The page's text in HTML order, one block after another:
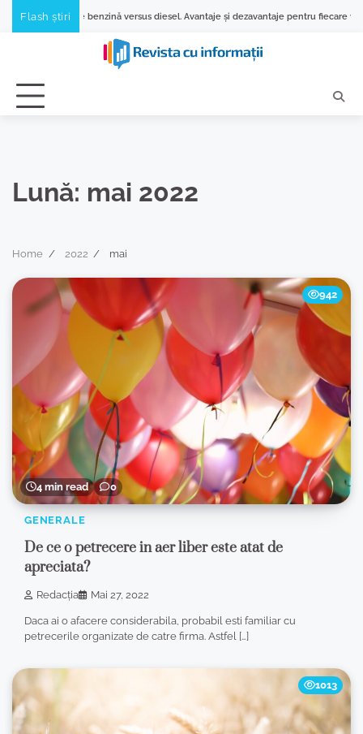
Flash știri
pe benzină versus diesel. Avantaje și dezavantaje pentru fiecare variantă
Lună: mai 2022
Home 2022 mai
4 min read 0
942
GENERALE
De ce o petrecere in aer liber este atat de
apreciata?
Redacția Mai 27, 2022
Daca ai o afacere considerabila, probabil esti familiar cu
petrecerile organizate de catre firma. Astfel […]
1013